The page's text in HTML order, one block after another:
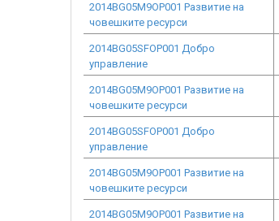
2014BG05M9OP001 Развитие на
човешките ресурси
2014BG05SFOP001 Добро
управление
2014BG05M9OP001 Развитие на
човешките ресурси
2014BG05SFOP001 Добро
управление
2014BG05M9OP001 Развитие на
човешките ресурси
2014BG05M9OP001 Развитие на